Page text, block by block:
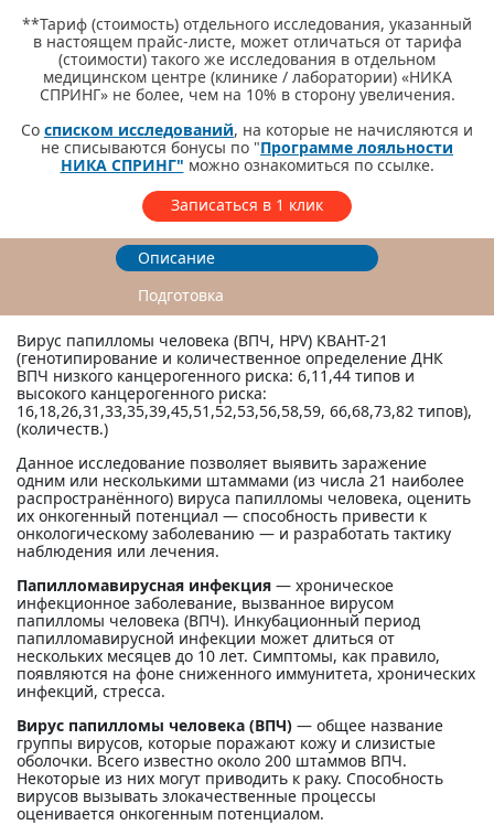
**Тариф (стоимость) отдельного исследования, указанный
в настоящем прайс-листе, может отличаться от тарифа
(стоимости) такого же исследования в отдельном
медицинском центре (клинике / лаборатории) «НИКА
СПРИНГ» не более, чем на 10% в сторону увеличения.
Со списком исследований, на которые не начисляются и
не списываются бонусы по "Программе лояльности
НИКА СПРИНГ" можно ознакомиться по ссылке.
Записаться в 1 клик
Описание
Подготовка
Вирус папилломы человека (ВПЧ, HPV) КВАНТ-21
(генотипирование и количественное определение ДНК
ВПЧ низкого канцерогенного риска: 6,11,44 типов и
высокого канцерогенного риска:
16,18,26,31,33,35,39,45,51,52,53,56,58,59, 66,68,73,82 типов),
(количеств.)
Данное исследование позволяет выявить заражение
одним или несколькими штаммами (из числа 21 наиболее
распространённого) вируса папилломы человека, оценить
их онкогенный потенциал — способность привести к
онкологическому заболеванию — и разработать тактику
наблюдения или лечения.
Папилломавирусная инфекция — хроническое
инфекционное заболевание, вызванное вирусом
папилломы человека (ВПЧ). Инкубационный период
папилломавирусной инфекции может длиться от
нескольких месяцев до 10 лет. Симптомы, как правило,
появляются на фоне сниженного иммунитета, хронических
инфекций, стресса.
Вирус папилломы человека (ВПЧ) — общее название
группы вирусов, которые поражают кожу и слизистые
оболочки. Всего известно около 200 штаммов ВПЧ.
Некоторые из них могут приводить к раку. Способность
вирусов вызывать злокачественные процессы
оценивается онкогенным потенциалом.